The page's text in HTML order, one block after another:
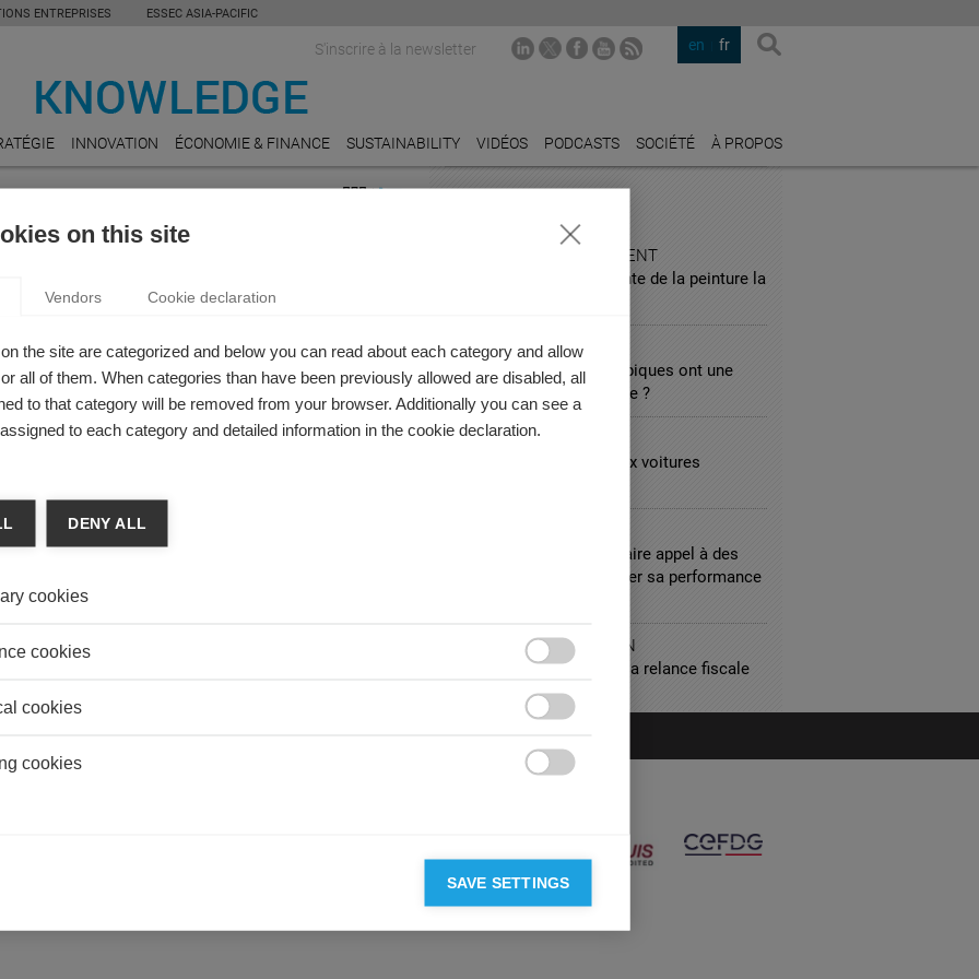
ENTREPRISES ESSEC ASIA-PACIFIC
en fr
S'inscrire à la newsletter
INNOVATION ÉCONOMIE & FINANCE SUSTAINABILITY VIDÉOS PODCASTS SOCIÉTÉ À PROPOS
INNOVATION DE MARQUE
EN LÉGENDE – ET VENDRE
Dion, Professeur de Marketing à l’ESSEC Business School,
concept de “belles endormies”* et se penche sur les
que les entreprises peuvent utiliser pour transformer
d’une marque endormie en une marque forte et créer du
INDUSTRIES PHARES
ARTS AND ENTERTAINMENT
Ce que nous révèle la vente de la peinture la
HOSPITALITY
Est-ce que les hôtels atypiques ont une
valeur marchande moindre ?
TRANSPORTATION
Est-il temps de passer aux voitures
Une entreprise doit-elle faire appel à des
consultants pour améliorer sa performance
PUBLIC ADMINISTRATION
Zone euro : le mirage de la relance fiscale
on this site
Vendors Cookie declaration
the site are categorized and below you can read about each category and allow
all of them. When categories than have been previously allowed are disabled, all
to that category will be removed from your browser. Additionally you can see a
to each category and detailed information in the cookie declaration.
DENY ALL
cookies
cookies
cookies
cookies
SAVE SETTINGS